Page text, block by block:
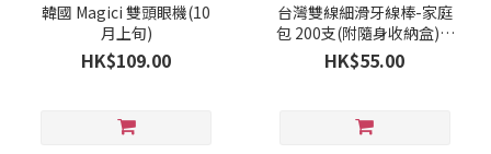
韓國 Magici 雙頭眼機(10
月上旬)
HK$109.00
台灣雙線細滑牙線棒-家庭
包 200支(附隨身收納盒)(9
月下旬)
HK$55.00